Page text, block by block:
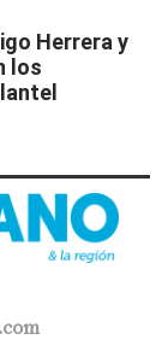
Herrera y
los